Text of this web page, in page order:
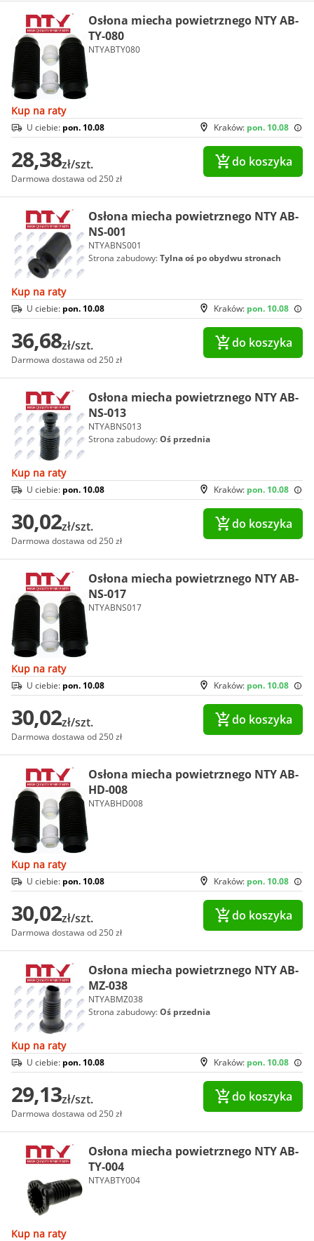
Osłona miecha powietrznego NTY AB-
TY-080
NTYABTY080
Kup na raty
Kraków: pon. 10.08
U ciebie: pon. 10.08
28,38zł/szt.
Darmowa dostawa od 250 zł
do koszyka
Osłona miecha powietrznego NTY AB-
NS-001
NTYABNS001
Strona zabudowy:Tylna oś po obydwu stronach
Kup na raty
Kraków: pon. 10.08
U ciebie: pon. 10.08
36,68zł/szt.
Darmowa dostawa od 250 zł
do koszyka
Osłona miecha powietrznego NTY AB-
NS-013
NTYABNS013
Strona zabudowy:Oś przednia
Kup na raty
Kraków: pon. 10.08
U ciebie: pon. 10.08
30,02zł/szt.
Darmowa dostawa od 250 zł
do koszyka
Osłona miecha powietrznego NTY AB-
NS-017
NTYABNS017
Kup na raty
Kraków: pon. 10.08
U ciebie: pon. 10.08
30,02zł/szt.
Darmowa dostawa od 250 zł
do koszyka
Osłona miecha powietrznego NTY AB-
HD-008
NTYABHD008
Kup na raty
Kraków: pon. 10.08
U ciebie: pon. 10.08
30,02zł/szt.
Darmowa dostawa od 250 zł
do koszyka
Osłona miecha powietrznego NTY AB-
MZ-038
NTYABMZ038
Strona zabudowy:Oś przednia
Kup na raty
Kraków: pon. 10.08
U ciebie: pon. 10.08
29,13zł/szt.
Darmowa dostawa od 250 zł
do koszyka
Osłona miecha powietrznego NTY AB-
TY-004
NTYABTY004
Kup na raty